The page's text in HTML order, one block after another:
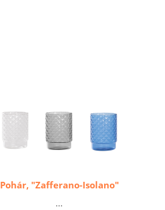
Pohár, "Zafferano-Isolano"
...